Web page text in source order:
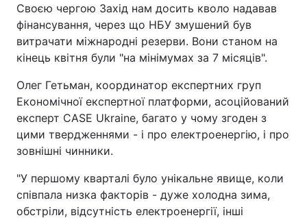
Своєю чергою Захід нам досить кволо надавав
фінансування, через що НБУ змушений був
витрачати міжнародні резерви. Вони станом на
кінець квітня були "на мінімумах за 7 місяців".
Олег Гетьман, координатор експертних груп
Економічної експертної платформи, асоційований
експерт CASE Ukraine, багато у чому згоден з
цими твердженнями - і про електроенергію, і про
зовнішні чинники.
"У першому кварталі було унікальне явище, коли
співпала низка факторів - дуже холодна зима,
обстріли, відсутність електроенергії, інші